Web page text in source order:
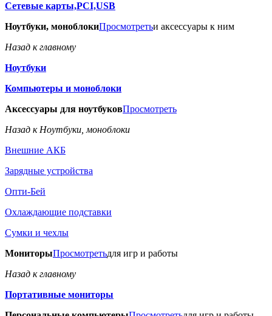
Сетевые карты,PCI,USB
Ноутбуки, моноблокиПросмотретьи аксессуары к ним
Назад к главному
Ноутбуки
Компьютеры и моноблоки
Аксессуары для ноутбуковПросмотреть
Назад к Ноутбуки, моноблоки
Внешние АКБ
Зарядные устройства
Опти-Бей
Охлаждающие подставки
Сумки и чехлы
МониторыПросмотретьдля игр и работы
Назад к главному
Портативные мониторы